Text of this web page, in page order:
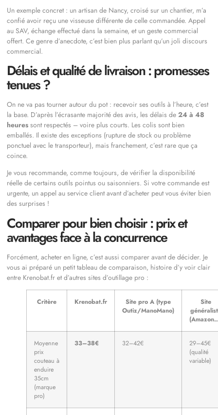
Un exemple concret : un artisan de Nancy, croisé sur un chantier, m’a
confié avoir reçu une visseuse différente de celle commandée. Appel
au SAV, échange effectué dans la semaine, et un geste commercial
offert. Ce genre d’anecdote, c’est bien plus parlant qu’un joli discours
commercial.
Délais et qualité de livraison : promesses
tenues ?
On ne va pas tourner autour du pot : recevoir ses outils à l’heure, c’est
la base. D’après l’écrasante majorité des avis, les délais de 24 à 48
heures sont respectés – voire plus courts. Les colis sont bien
emballés. Il existe des exceptions (rupture de stock ou problème
ponctuel avec le transporteur), mais franchement, c’est rare que ça
coince.
Je vous recommande, comme toujours, de vérifier la disponibilité
réelle de certains outils pointus ou saisonniers. Si votre commande est
urgente, un appel au service client avant d’acheter peut vous éviter bien
des surprises !
Comparer pour bien choisir : prix et
avantages face à la concurrence
Forcément, acheter en ligne, c’est aussi comparer avant de décider. Je
vous ai préparé un petit tableau de comparaison, histoire d’y voir clair
entre Krenobat.fr et d’autres sites d’outillage pro :
Critère Krenobat.fr
Site pro A (type
Outiz/ManoMano)
Site
Moyenne
prix
couteau à
enduire
35cm
(marque
pro)
33–38€ 32–42€
29–45€
(qualité
variable)